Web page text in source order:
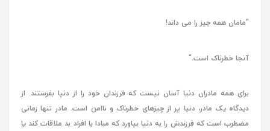
"مامان همه چیز را می داند!
آنجا خطرناک است."
برای همه مادران دنیا آسان نیست که فرزندان خود را از دنیا بفرستند. از
دیدگاه یک مادر، دنیا پر از چیزهای خطرناک و ناامن است. مادر تنها زمانی
مضطرب است که فرزندش را به دنیا بیاورد که مبادا با افراد بد ملاقات کند یا